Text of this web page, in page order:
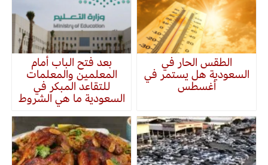
الطقس الحار في
السعودية هل يستمر في
أغسطس
بعد فتح الباب أمام
المعلمين والمعلمات
للتقاعد المبكر في
السعودية ما هي الشروط